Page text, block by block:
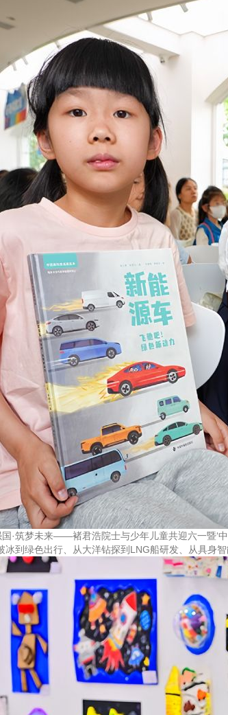
国·筑梦未来——褚君浩院士与少年儿童共迎六一暨‘
冰到绿色出行、从大洋钻探到LNG船研发、从具身